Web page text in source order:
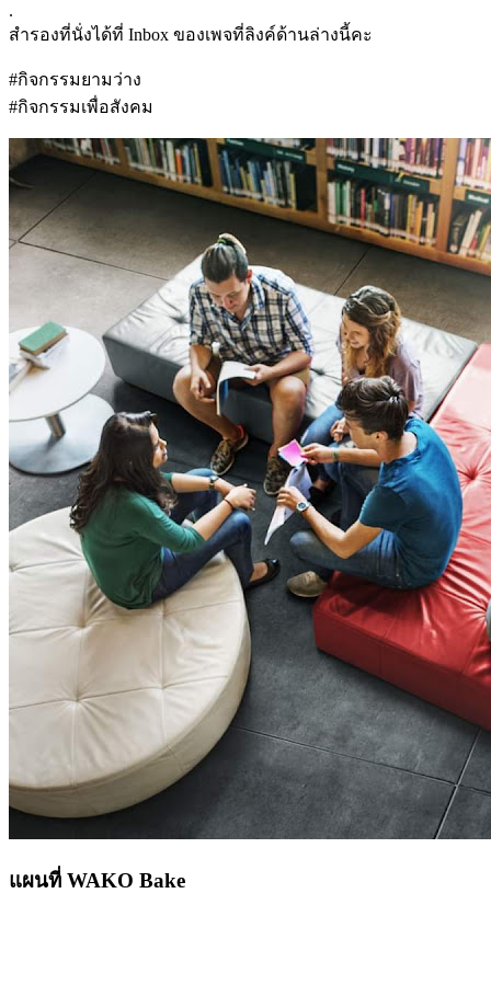
.
สำรองที่นั่งได้ที่ Inbox ของเพจที่ลิงค์ด้านล่างนี้คะ
#กิจกรรมยามว่าง
#กิจกรรมเพื่อสังคม
แผนที่ WAKO Bake